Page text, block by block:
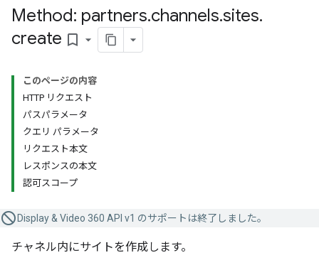
Method: partners.channels.sites.
create bookmark_border
このページの内容
HTTP リクエスト
パスパラメータ
クエリ パラメータ
リクエスト本文
レスポンスの本文
認可スコープ
Display & Video 360 API v1 のサポートは終了しました。
チャネル内にサイトを作成します。